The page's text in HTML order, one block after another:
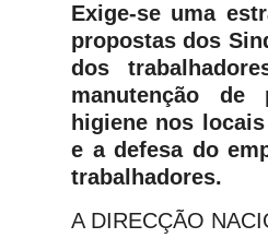
Exige-se uma
propostas dos
dos
manutenção de
higiene nos
e a defesa do
trabalhadores.
A DIRECÇÃO